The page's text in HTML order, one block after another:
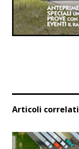
Articoli correlati